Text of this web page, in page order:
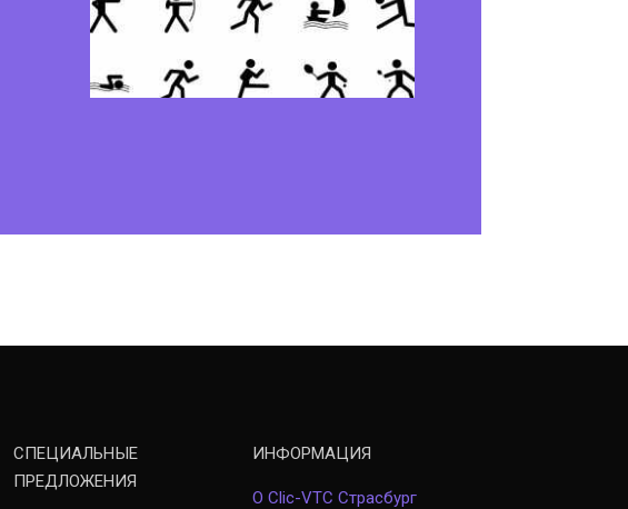
СПЕЦИАЛЬНЫЕ
ПРЕДЛОЖЕНИЯ
ИНФОРМАЦИЯ
О Clic-VTC Страсбург